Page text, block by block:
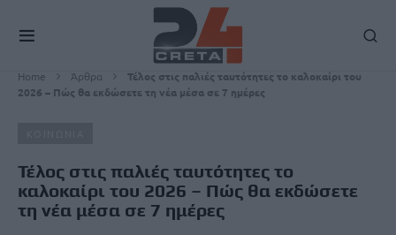
Home Άρθρα
Τέλος στις παλιές ταυτότητες το καλοκαίρι του
2026 – Πώς θα εκδώσετε τη νέα μέσα σε 7 ημέρες
Τέλος στις παλιές ταυτότητες το
καλοκαίρι του 2026 – Πώς θα εκδώσετε
τη νέα μέσα σε 7 ημέρες